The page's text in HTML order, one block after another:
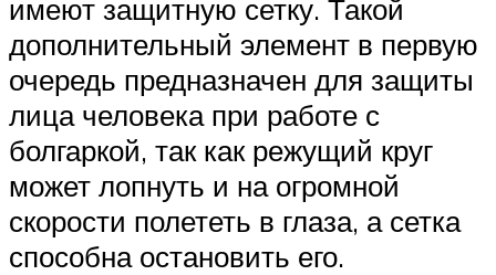
имеют защитную сетку. Такой
дополнительный элемент в первую
очередь предназначен для защиты
лица человека при работе с
болгаркой, так как режущий круг
может лопнуть и на огромной
скорости полететь в глаза, а сетка
способна остановить его.